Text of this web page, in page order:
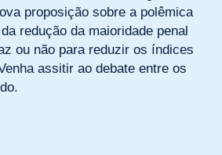
proposição sobre a polêmica
redução da maioridade penal
ou não para reduzir os índices
assitir ao debate entre os